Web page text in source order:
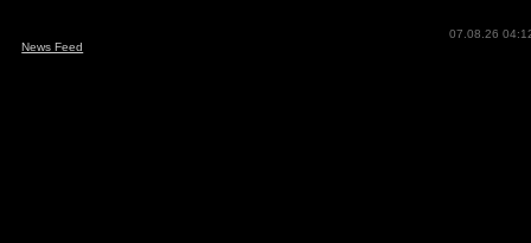
07.08.26
News Feed